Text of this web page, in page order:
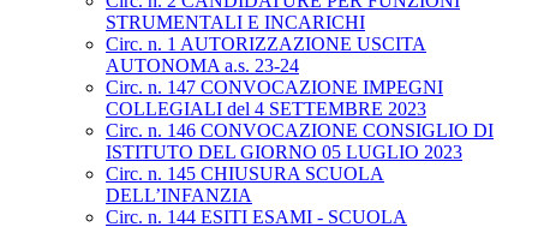
STRUMENTALI E INCARICHI
Circ. n. 1 AUTORIZZAZIONE USCITA
AUTONOMA a.s. 23-24
Circ. n. 147 CONVOCAZIONE IMPEGNI
COLLEGIALI del 4 SETTEMBRE 2023
Circ. n. 146 CONVOCAZIONE CONSIGLIO DI
ISTITUTO DEL GIORNO 05 LUGLIO 2023
Circ. n. 145 CHIUSURA SCUOLA
DELL’INFANZIA
Circ. n. 144 ESITI ESAMI - SCUOLA